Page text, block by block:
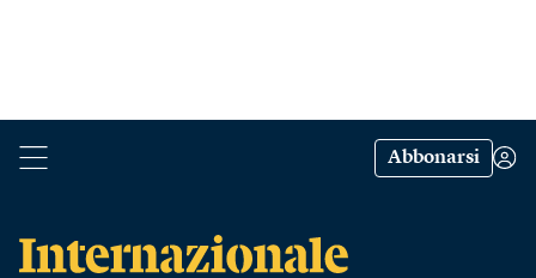
Abbonarsi